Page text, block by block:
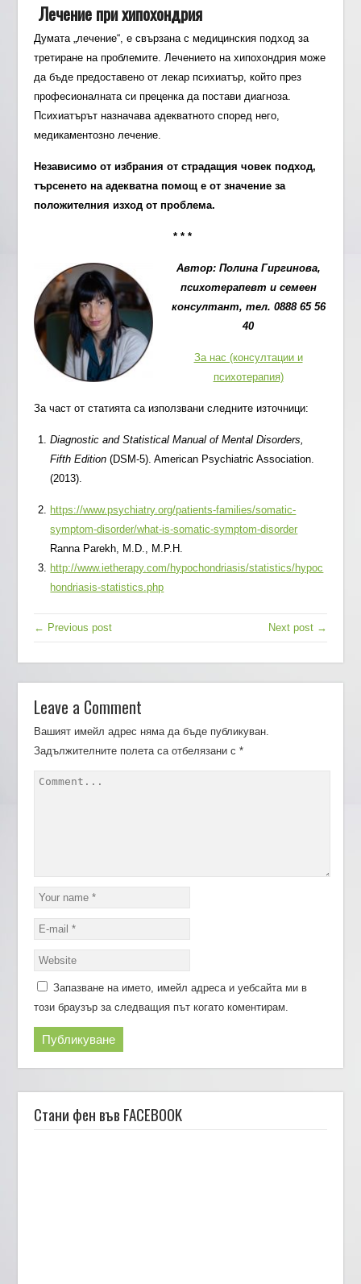
Лечение при хипохондрия
Думата „лечение“, е свързана с медицинския подход за
третиране на проблемите. Лечението на хипохондрия може
да бъде предоставено от лекар психиатър, който през
професионалната си преценка да постави диагноза.
Психиатърът назначава адекватното според него,
медикаментозно лечение.
Независимо от избрания от страдащия човек подход,
търсенето на адекватна помощ е от значение за
положителния изход от проблема.
* * *
Автор: Полина Гиргинова,
психотерапевт и семеен
консултант, тел. 0888 65 56
40
За нас (консултации и
психотерапия)
За част от статията са използвани следните източници:
Diagnostic and Statistical Manual of Mental Disorders,
Fifth Edition (DSM-5). American Psychiatric Association.
(2013).
https://www.psychiatry.org/patients-families/somatic-
symptom-disorder/what-is-somatic-symptom-disorder
Ranna Parekh, M.D., M.P.H.
http://www.ietherapy.com/hypochondriasis/statistics/hypoc
hondriasis-statistics.php
← Previous post Next post →
Leave a Comment
Вашият имейл адрес няма да бъде публикуван.
Задължителните полета са отбелязани с*
Запазване на името, имейл адреса и уебсайта ми в
този браузър за следващия път когато коментирам.
Стани фен във FACEBOOK